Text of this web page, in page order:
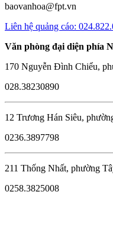
baovanhoa@fpt.vn
Liên hệ quảng cáo:
Văn phòng đại diện phía
170 Nguyễn Đình Chiểu,
028.38230890
12 Trương Hán Siêu,
0236.3897798
211 Thống Nhất, phường
0258.3825008